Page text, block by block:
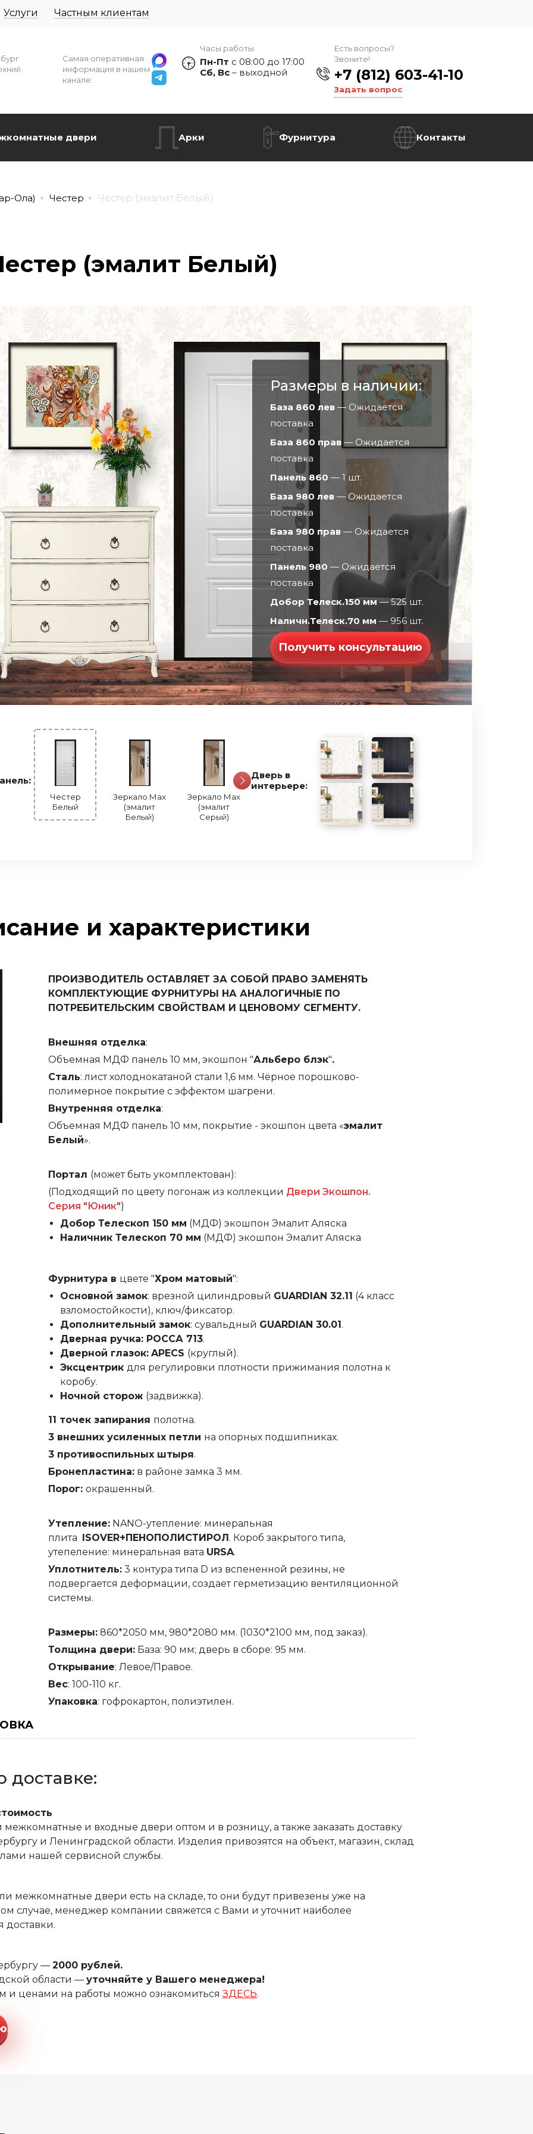
Услуги Частным клиентам
Самая оперативная
информация в нашем
канале:
Часы работы
Пн-Пт с 08:00 до 17:00
Сб, Вс – выходной
Есть вопросы?
Звоните!
+7 (812) 603-41-10
Задать вопрос
двери Арки Фурнитура Контакты
Ола) Честер Честер (эмалит Белый)
(эмалит Белый)
Размеры в наличии:
База 860 лев — Ожидается
поставка
База 860 прав — Ожидается
поставка
Панель 860 — 1 шт.
База 980 лев — Ожидается
поставка
База 980 прав — Ожидается
поставка
Панель 980 — Ожидается
поставка
Добор Телеск.150 мм— 525 шт.
Наличн.Телеск.70 мм — 956 шт.
Получить консультацию
Вена Геометрия Мадрид Прага Рельеф
Ферзь
Честер
Белый
Зеркало Мах
(эмалит
Белый)
Зеркало Мах
(эмалит
Серый)
Зеркало
Престиж
Бостон эмаль
Дверь в
интерьере:
и характеристики
ПРОИЗВОДИТЕЛЬ ОСТАВЛЯЕТ ЗА СОБОЙ ПРАВО ЗАМЕНЯТЬ
КОМПЛЕКТУЮЩИЕ ФУРНИТУРЫ НА АНАЛОГИЧНЫЕ ПО
ПОТРЕБИТЕЛЬСКИМ СВОЙСТВАМ И ЦЕНОВОМУ СЕГМЕНТУ.
Внешняя отделка:
Объемная МДФ панель 10 мм, экошпон "Альберо блэк".
Сталь: лист холоднокатаной стали 1,6 мм. Чёрное порошково-
полимерное покрытие с эффектом шагрени.
Внутренняя отделка:
Объемная МДФ панель 10 мм, покрытие - экошпон цвета «эмалит
Белый».
Портал (может быть укомплектован):
(Подходящий по цвету погонаж из коллекции Двери Экошпон.
Серия "Юник")
Добор Телескоп 150 мм (МДФ) экошпон Эмалит Аляска
Наличник Телескоп 70 мм (МДФ) экошпон Эмалит Аляска
Фурнитура в цвете "Хром матовый":
Основной замок: врезной цилиндровый GUARDIAN 32.11 (4 класс
взломостойкости), ключ/фиксатор.
Дополнительный замок: сувальдный GUARDIAN 30.01.
Дверная ручка: РОССА 713.
Дверной глазок: APECS (круглый).
Эксцентрик для регулировки плотности прижимания полотна к
коробу.
Ночной сторож (задвижка).
11 точек запирания полотна.
3 внешних усиленных петли на опорных подшипниках.
3 противоспильных штыря.
Бронепластина:в районе замка 3 мм.
Порог: окрашенный.
Утепление:NANO-утепление: минеральная
плита ISOVER+ПЕНОПОЛИСТИРОЛ. Короб закрытого типа,
утепеление: минеральная вата URSA.
Уплотнитель:3 контура типа D из вспененной резины, не
подвергается деформации, создает герметизацию вентиляционной
системы.
Размеры:860*2050 мм, 980*2080 мм. (1030*2100 мм, под заказ).
Толщина двери:База: 90 мм; дверь в сборе: 95 мм.
Открывание: Левое/Правое.
Вес: 100-110 кг.
Упаковка: гофрокартон, полиэтилен.
и входные двери оптом и в розницу, а также заказать доставку
и Ленинградской области. Изделия привозятся на объект, магазин, склад
нашей сервисной службы.
межкомнатные двери есть на складе, то они будут привезены уже на
случае, менеджер компании свяжется с Вами и уточнит наиболее
доставки.
— 2000 рублей.
области — уточняйте у Вашего менеджера!
и ценами на работы можно ознакомитьсяЗДЕСЬ.